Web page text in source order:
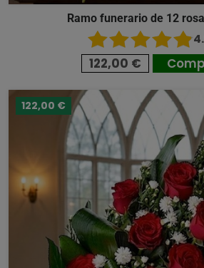
Ramo funerario de 12
122,00 €
122,00 €